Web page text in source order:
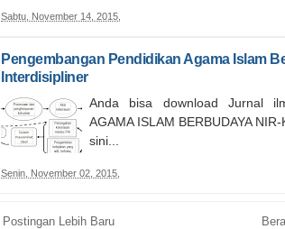
Sabtu, November 14, 2015
Pengembangan Pendidikan Agama Islam
Interdisipliner
Anda bisa download Jurnal
AGAMA ISLAM BERBUDAYA
sini...
Senin, November 02, 2015
Postingan Lebih Baru